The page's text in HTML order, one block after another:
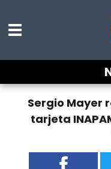
Sergio Mayer
tarjeta